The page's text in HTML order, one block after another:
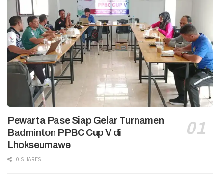
Pewarta Pase Siap Gelar Turnamen
Badminton PPBC Cup V di
Lhokseumawe
0 SHARES